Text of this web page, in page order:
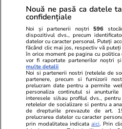
Publicitate
Politica de
confidențialitate
Abonamente
Ringier România
Libertatea pentru
Unica.ro
Program TV
Avantaje
ELLE
Gazeta
Stiri mondene
Calculator
Ajută Copiii
Nouă ne pasă ca datele
confidențiale
Noi și partenerii noștri 596
dispozitivul dvs., precum
datelor cu caracter personal. Puteți
făcând clic mai jos, respectiv vă
în orice moment pe pagina cu
vor fi raportate partenerilor noștri
multe detalii
Noi si partenerii nostri (retelele de
partenere, precum si furnizorii
prelucram date pentru a permite
personaliza continutul si
interesele si/sau profilul dvs.,
retelelor de socializare si pentru a
de drepturile prevazute de art.
prelucrarea datelor cu caracter
prin modalitatea indicataaici. Prin